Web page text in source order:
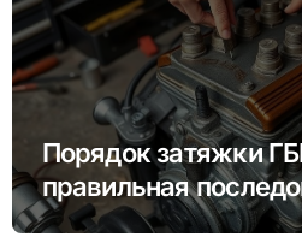
Порядок затяжки
правильная
моменты